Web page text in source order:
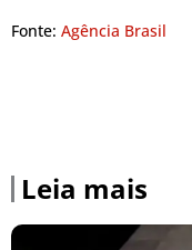
Fonte: Agência Brasil
Leia mais